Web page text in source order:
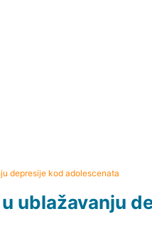
depresije kod adolescenata
ublažavanju